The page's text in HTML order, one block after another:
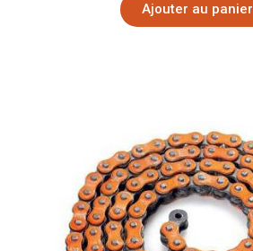
Ajouter au panier